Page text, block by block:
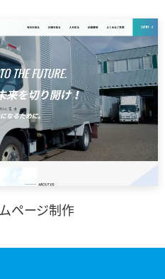
ページ制作